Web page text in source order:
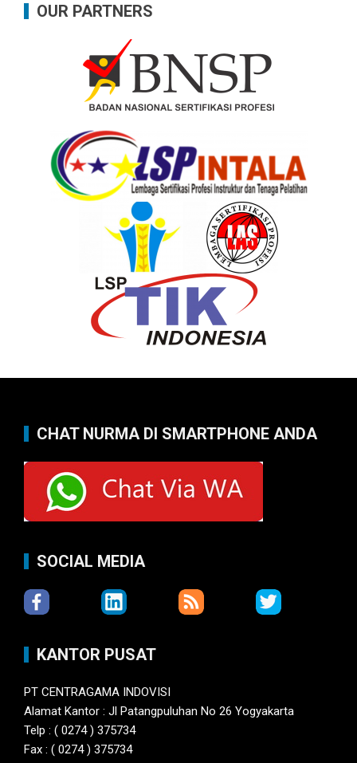
OUR PARTNERS
CHAT NURMA DI SMARTPHONE ANDA
SOCIAL MEDIA
KANTOR PUSAT
PT CENTRAGAMA INDOVISI
Alamat Kantor : Jl Patangpuluhan No 26 Yogyakarta
Telp : ( 0274 ) 375734
Fax : ( 0274 ) 375734